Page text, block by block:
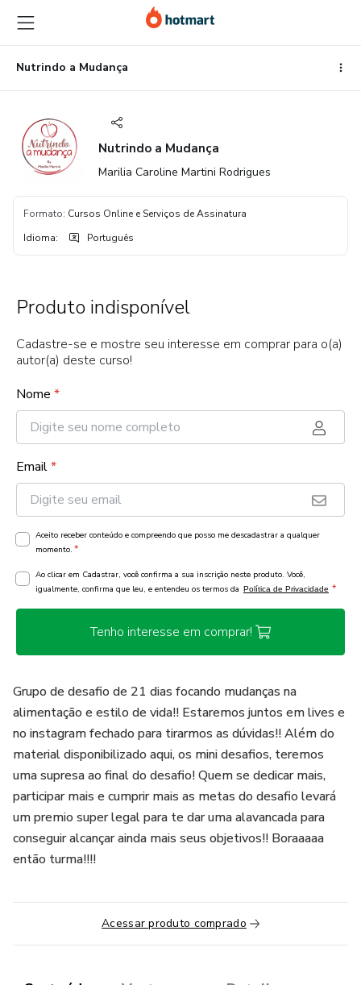
para
o
conteúdo
principal
para
o
pagamento
para
o
rodapé
Nutrindo a Mudança
Nutrindo a Mudança
Marilia Caroline Martini Rodrigues
Formato: Cursos Online e Serviços de Assinatura
Idioma: Português
Produto indisponível
Cadastre-se e mostre seu interesse em comprar para o(a)
autor(a) deste curso!
Nome *
Email*
Aceito receber conteúdo e compreendo que posso me descadastrar a qualquer
momento. *
Ao clicar em Cadastrar, você confirma a sua inscrição neste produto. Você,
igualmente, confirma que leu, e entendeu os termos da Política de Privacidade *
Tenho interesse em comprar!
Grupo de desafio de 21 dias focando mudanças na
alimentação e estilo de vida!! Estaremos juntos em lives e
no instagram fechado para tirarmos as dúvidas!! Além do
material disponibilizado aqui, os mini desafios, teremos
uma supresa ao final do desafio! Quem se dedicar mais,
participar mais e cumprir mais as metas do desafio levará
um premio super legal para te dar uma alavancada para
conseguir alcançar ainda mais seus objetivos!! Boraaaaa
então turma!!!!
Acessar produto comprado